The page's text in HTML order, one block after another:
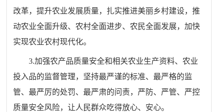
改革，提升农业发展质量，扎实推进美丽乡村建设，推
动农业全面升级、农村全面进步、农民全面发展，加快
实现农业农村现代化。
3.加强农产品质量安全和相关农业生产资料、农业
投入品的监督管理，坚持最严谨的标准、最严格的监
管、最严厉的处罚、最严肃的问责，严防、严管、严控
质量安全风险，让人民群众吃得放心、安心。